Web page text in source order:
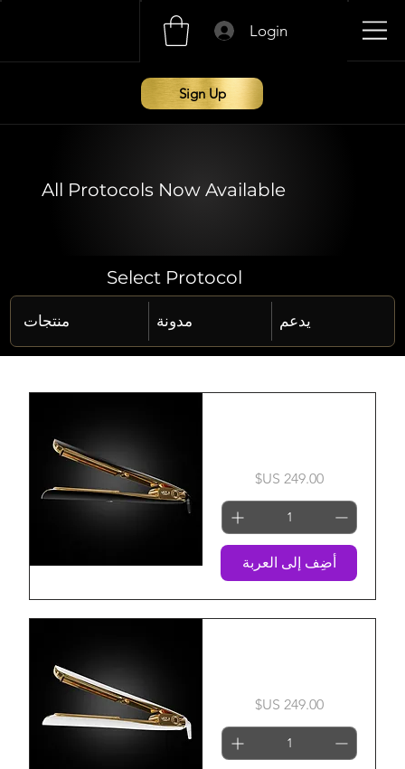
Login
Sign Up
All Protocols Now Available
Select Protocol
منتجات مدونة يدعم
السعر‏249.00 US$
أضِف إلى العربة
السعر‏249.00 US$